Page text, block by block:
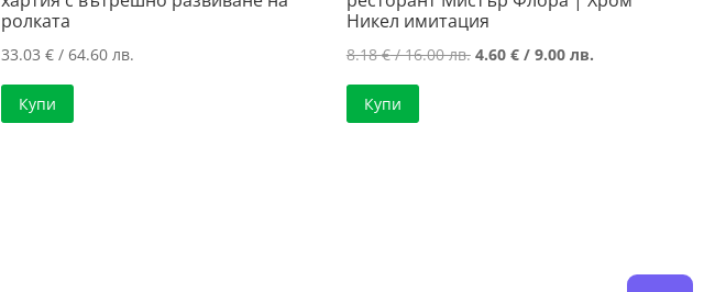
ролката
33.03 €/ 64.60 лв.
Купи
Никел имитация
8.18€/ 16.00 лв. Original
4.60 €/ 9.00 лв.Текущата
Купи